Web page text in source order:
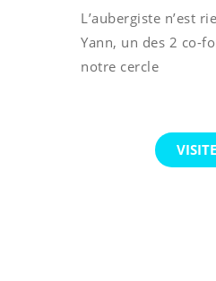
L’aubergiste n’est
Yann, un des 2 co-
notre cercle